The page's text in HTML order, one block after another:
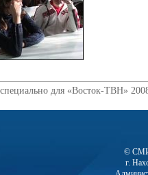
для «Восток-ТВН»
© СМИ
г.